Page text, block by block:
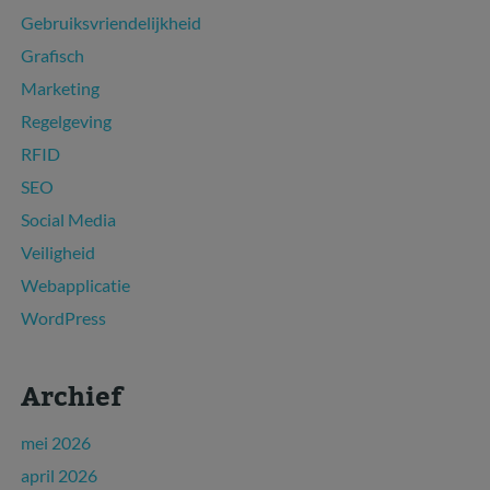
Gebruiksvriendelijkheid
Grafisch
Marketing
Regelgeving
RFID
SEO
Social Media
Veiligheid
Webapplicatie
WordPress
Archief
mei 2026
april 2026